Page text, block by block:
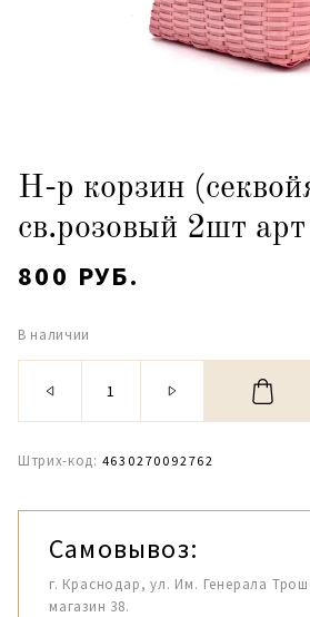
Н-р корзин
св.розовый 2шт
800 РУБ.
В наличии
Штрих-код: 4630270092762
Самовывоз:
г. Краснодар, ул. Им. Генерала
магазин 38.